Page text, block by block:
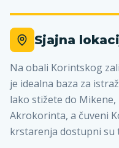
Sjajna
Na obali Korintskog
je idealna baza za
lako stižete do
Akrokorinta, a čuveni
krstarenja dostupni su